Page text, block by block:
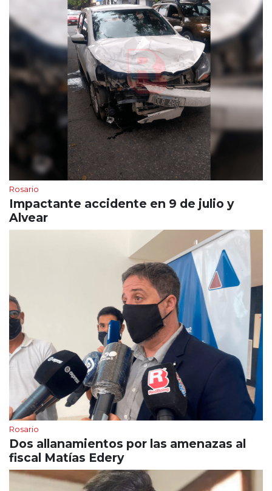
Rosario
Impactante accidente en 9 de julio y
Alvear
Rosario
Dos allanamientos por las amenazas al
fiscal Matías Edery